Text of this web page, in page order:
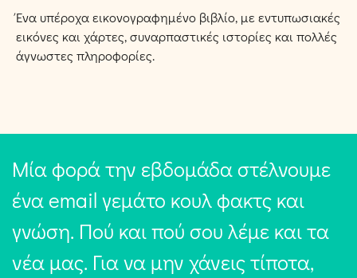
Ένα υπέροχα εικονογραφημένο βιβλίο, με εντυπωσιακές
εικόνες και χάρτες, συναρπαστικές ιστορίες και πολλές
άγνωστες πληροφορίες.
Μία φορά την εβδομάδα στέλνουμε
ένα email γεμάτο κουλ φακτς και
γνώση. Πού και πού σου λέμε και τα
νέα μας. Για να μην χάνεις τίποτα,